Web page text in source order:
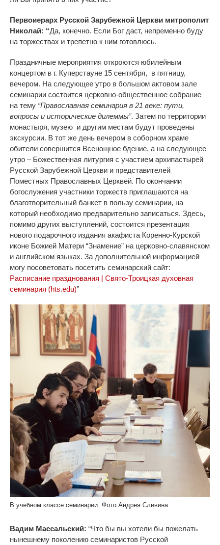
Первоиерарх Русской Зарубежной Церкви митрополит
Николай: “Да, конечно. Если Бог даст, непременно буду
на торжествах и трепетно к ним готовлюсь.
Праздничные мероприятия откроются юбилейным
концертом в г. Куперстауне 15 сентября, в пятницу,
вечером. На следующее утро в большом актовом зале
семинарии состоится церковно-общественное собрание
на тему “Православная семинария в 21 веке: пути,
вопросы и исторические дилеммы”. Затем по территории
монастыря, музею и другим местам будут проведены
экскурсии. В тот же день вечером в соборном храме
обители совершится Всенощное бдение, а на следующее
утро – Божественная литургия с участием архипастырей
Русской Зарубежной Церкви и представителей
Поместных Православных Церквей. По окончании
богослужения участники торжеств приглашаются на
благотворительный банкет в пользу семинарии, на
который необходимо предварительно записаться. Здесь,
помимо других выступлений, состоится презентация
нового подарочного издания акафиста Коренно-Курской
иконе Божией Матери “Знамение” на церковно-славянском
и английском языках. За дополнительной информацией
могу посоветовать посетить семинарский сайт:
Расписание празднования | Свято-Троицкая духовная
семинария (hts.edu)”
В учебном классе семинарии. Фото Андрея Сливина.
Вадим Массальский: “Что бы вы хотели бы пожелать
нынешнему поколению семинаристов Русской